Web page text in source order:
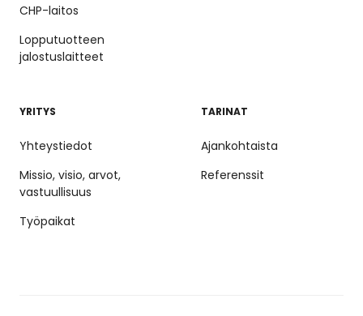
CHP-laitos
Lopputuotteen
jalostuslaitteet
YRITYS
Yhteystiedot
Missio, visio, arvot,
vastuullisuus
Työpaikat
TARINAT
Ajankohtaista
Referenssit